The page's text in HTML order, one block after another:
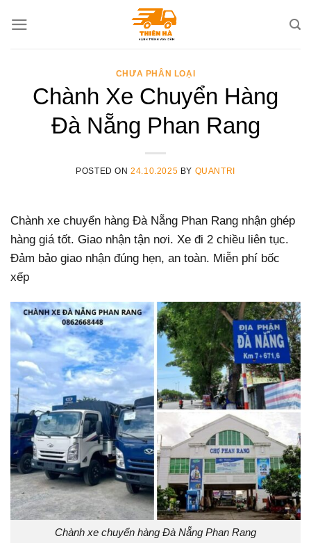
CHƯA PHÂN LOẠI
Chành Xe Chuyển Hàng
Đà Nẵng Phan Rang
POSTED ON24.10.2025 BY QUANTRI
Chành xe chuyển hàng Đà Nẵng Phan Rang nhận ghép
hàng giá tốt. Giao nhận tận nơi. Xe đi 2 chiều liên tục.
Đảm bảo giao nhận đúng hẹn, an toàn. Miễn phí bốc
xếp
Chành xe chuyển hàng Đà Nẵng Phan Rang